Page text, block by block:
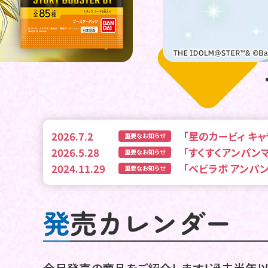
2026.7.2 重要なお知らせ
「星のカービィ キ
2026.5.28
重要なお知らせ
「すくすくアンパ
2024.11.29
重要なお知らせ 「ベビラボ アンパ
発売カレンダー